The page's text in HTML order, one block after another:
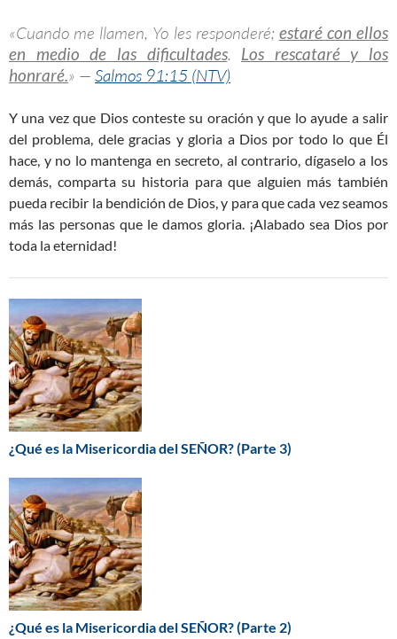
«Cuando me llamen, Yo les responderé; estaré con ellos
en medio de las dificultades. Los rescataré y los
honraré.» — Salmos 91:15 (NTV)
Y una vez que Dios conteste su oración y que lo ayude a salir
del problema, dele gracias y gloria a Dios por todo lo que Él
hace, y no lo mantenga en secreto, al contrario, dígaselo a los
demás, comparta su historia para que alguien más también
pueda recibir la bendición de Dios, y para que cada vez seamos
más las personas que le damos gloria. ¡Alabado sea Dios por
toda la eternidad!
¿Qué es la Misericordia del SEÑOR? (Parte 3)
¿Qué es la Misericordia del SEÑOR? (Parte 2)